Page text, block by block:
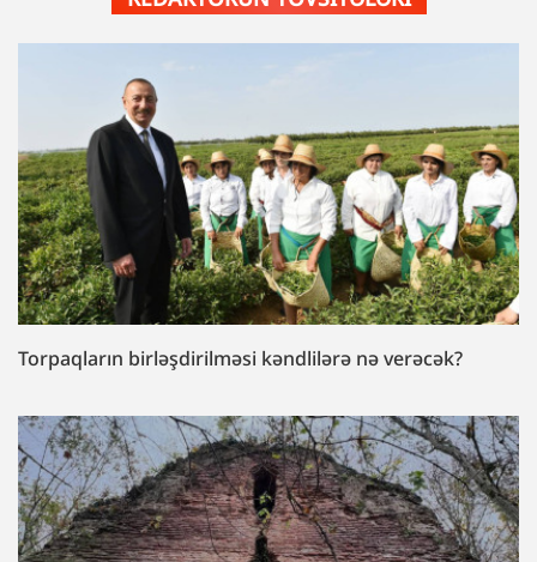
Torpaqların birləşdirilməsi kəndlilərə nə verəcək?